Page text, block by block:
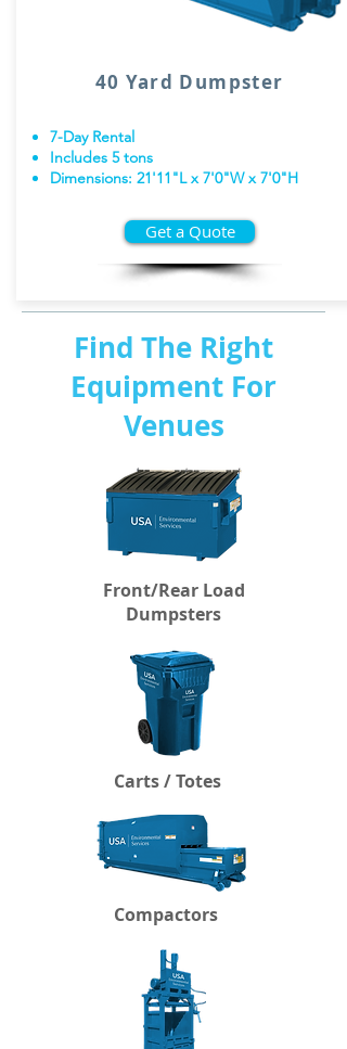
40 Yard Dumpster
7-Day Rental
Includes 5 tons
Dimensions: 21'11"L x 7'0"W x 7'0"H
Get a Quote
Find The Right
Equipment For
Venues
Front/Rear Load
Dumpsters
Carts / Totes
Compactors